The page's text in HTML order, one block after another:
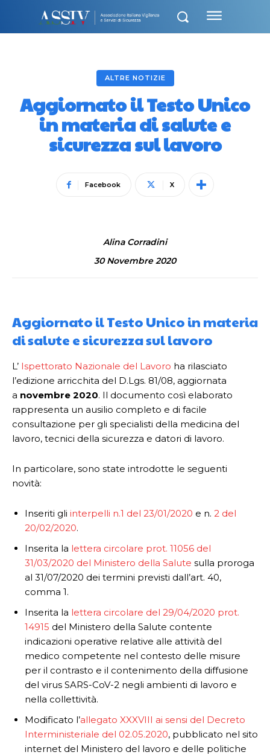
ALTRE NOTIZIE
Aggiornato il Testo Unico
in materia di salute e
sicurezza sul lavoro
Facebook X
Alina Corradini
30 Novembre 2020
Aggiornato il Testo Unico in materia
di salute e sicurezza sul lavoro
L’ Ispettorato Nazionale del Lavoro ha rilasciato
l’edizione arricchita del D.Lgs. 81/08, aggiornata
a novembre 2020. Il documento così elaborato
rappresenta un ausilio completo e di facile
consultazione per gli specialisti della medicina del
lavoro, tecnici della sicurezza e datori di lavoro.
In particolare, sono state introdotte le seguenti
novità:
Inseriti gli interpelli n.1 del 23/01/2020 e n. 2 del
20/02/2020.
Inserita la lettera circolare prot. 11056 del
31/03/2020 del Ministero della Salute sulla proroga
al 31/07/2020 dei termini previsti dall’art. 40,
comma 1.
Inserita la lettera circolare del 29/04/2020 prot.
14915 del Ministero della Salute contente
indicazioni operative relative alle attività del
medico competente nel contesto delle misure
per il contrasto e il contenimento della diffusione
del virus SARS-CoV-2 negli ambienti di lavoro e
nella collettività.
Modificato l’allegato XXXVIII ai sensi del Decreto
Interministeriale del 02.05.2020, pubblicato nel sito
internet del Ministero del lavoro e delle politiche